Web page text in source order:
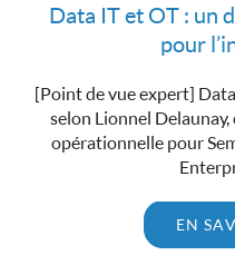
Data IT et OT : un
pour
[Point de vue expert]
selon Lionnel
opérationnelle pour
EN